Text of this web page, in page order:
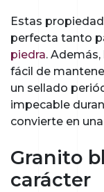
Estas
perfecta tanto
piedra. Además,
fácil de
un sellado
impecable
convierte en
Granito
carácter